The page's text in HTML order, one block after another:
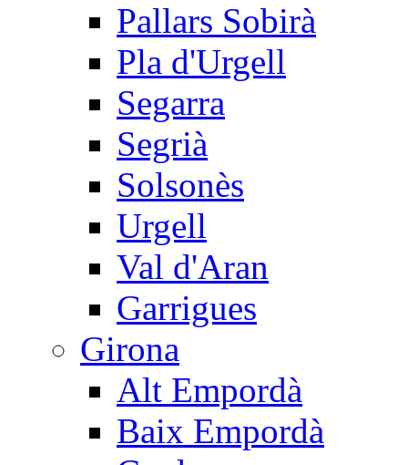
Pallars Sobirà
Pla d'Urgell
Segarra
Segrià
Solsonès
Urgell
Val d'Aran
Garrigues
Girona
Alt Empordà
Baix Empordà